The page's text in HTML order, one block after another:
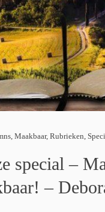
,Maakbaar,Rubrieken ,
special –
–